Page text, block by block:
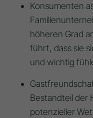
Konsumenten
höheren Grad
führt, dass sie
und wichtig
Bestandteil der
potenzieller